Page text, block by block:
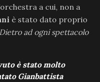
a cui, non a
è stato dato proprio
Dietro ad ogni spettacolo
è stato molto
Gianbattista